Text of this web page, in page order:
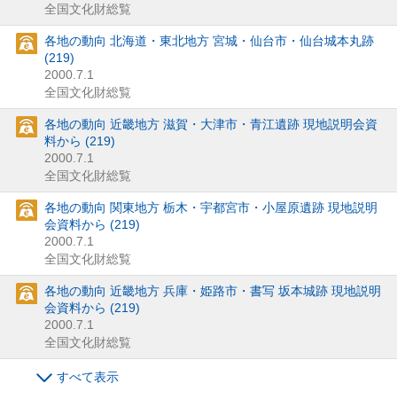
全国文化財総覧
各地の動向 北海道・東北地方 宮城・仙台市・仙台城本丸跡
(219)
2000.7.1
全国文化財総覧
各地の動向 近畿地方 滋賀・大津市・青江遺跡 現地説明会資
料から (219)
2000.7.1
全国文化財総覧
各地の動向 関東地方 栃木・宇都宮市・小屋原遺跡 現地説明
会資料から (219)
2000.7.1
全国文化財総覧
各地の動向 近畿地方 兵庫・姫路市・書写 坂本城跡 現地説明
会資料から (219)
2000.7.1
全国文化財総覧
すべて表示